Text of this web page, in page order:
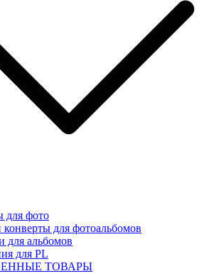
для фото
для фотоальбомов
для альбомов
для PL
ТОВАРЫ